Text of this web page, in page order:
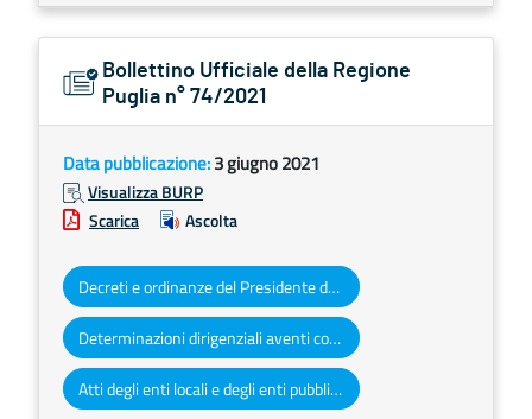
Bollettino Ufficiale della Regione
Puglia n° 74/2021
Data pubblicazione:3 giugno 2021
Visualizza BURP
Scarica
Ascolta
Decreti e ordinanze del Presidente della Giunta regionale
Determinazioni dirigenziali aventi contenuto di interesse generale
Atti degli enti locali e degli enti pubblici e privati